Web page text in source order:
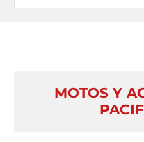
MOTOS Y